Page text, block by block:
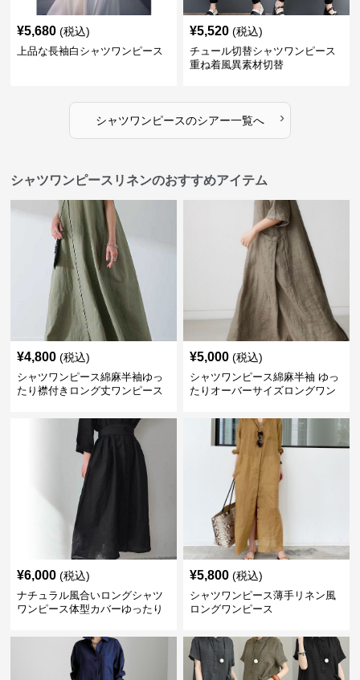
¥5,680 (税込)
上品な長袖白シャツワンピース
¥5,520 (税込)
チュール切替シャツワンピース
重ね着風異素材切替
シャツワンピースのシアー一覧へ ›
シャツワンピースリネンのおすすめアイテム
¥4,800 (税込)
シャツワンピース綿麻半袖ゆっ
たり襟付きロング丈ワンピース
¥5,000 (税込)
シャツワンピース綿麻半袖 ゆっ
たりオーバーサイズロングワン
¥6,000 (税込)
ナチュラル風合いロングシャツ
ワンピース体型カバーゆったり
¥5,800 (税込)
シャツワンピース薄手リネン風
ロングワンピース